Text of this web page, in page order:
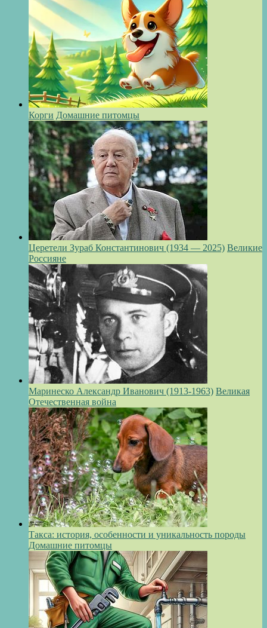
Корги Домашние питомцы
Церетели Зураб Константинович (1934 — 2025) Великие
Россияне
Маринеско Александр Иванович (1913-1963) Великая
Отечественная война
Такса: история, особенности и уникальность породы
Домашние питомцы